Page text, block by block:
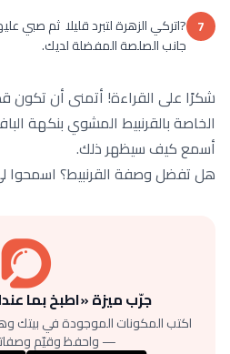
7 ?اتركي الزهرة لتبرد قليلا ثم صبي
جانب الصلصة المفضلة لديك.
شكرًا على القراءة! أتمنى أن تكون
الخاصة بالقرنبيط المشوي بنكهة
أسمع كيف سيظهر ذلك.
هل تفضل وصفة القرنبيط؟ اسمحوا
جرّب ميزة «اطبخ بما
اكتب المكونات الموجودة في بيتك
— واحفظ وقيّم